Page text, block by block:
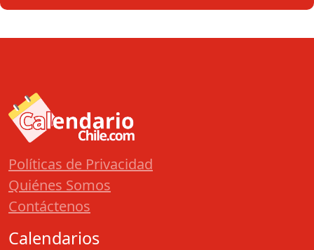
Políticas de Privacidad
Quiénes Somos
Contáctenos
Calendarios